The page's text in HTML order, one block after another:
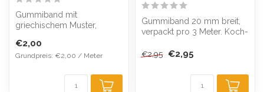
Gummiband mit
griechischem Muster,
verschiedenen Farben
erhältlic...
€2,00
Grundpreis: €2,00 / Meter
Gummiband 20 mm breit,
verpackt pro 3 Meter. Koch-
...
€2,95 €2,95